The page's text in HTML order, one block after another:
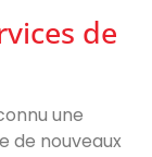
de
une
de nouveaux